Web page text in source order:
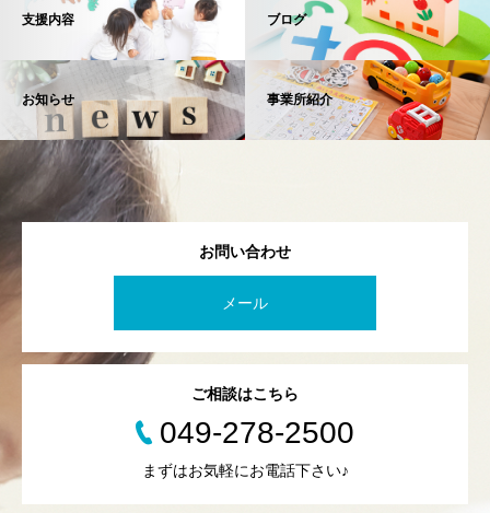
支援内容 ブログ
お知らせ 事業所紹介
お問い合わせ
メール
ご相談はこちら
049-278-2500
まずはお気軽にお電話下さい♪